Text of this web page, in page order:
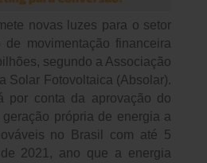
novas luzes para o setor
de movimentação financeira
segundo a Associação
Solar Fotovoltaica (Absolar).
por conta da aprovação do
própria de energia a
no Brasil com até 5
2021, ano que a energia